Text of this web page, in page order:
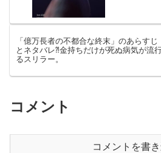
「億万長者の不都合な終末」のあらすじ
とネタバレ⁈金持ちだけが死ぬ病気が流
るスリラー。
コメント
コメントを書